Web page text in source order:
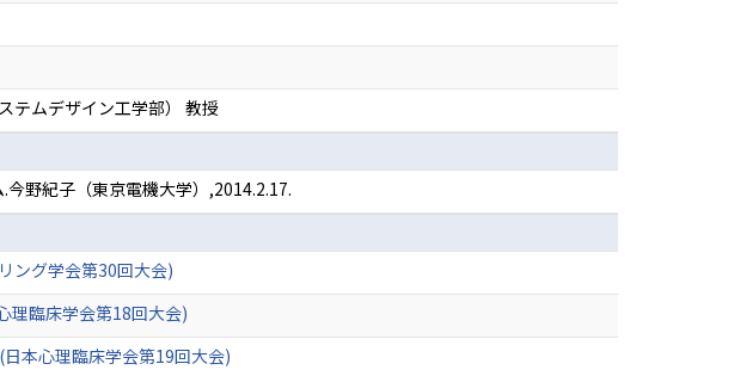
テムデザイン工学部） 教授
野紀子（東京電機大学）,2014.2.17.
ング学会第30回大会)
理臨床学会第18回大会)
本心理臨床学会第19回大会)